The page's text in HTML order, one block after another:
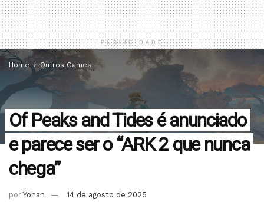
PUBLICIDADE
Home Outros Games
Of Peaks and Tides é anunciado
e parece ser o “ARK 2 que nunca
chega”
por Yohan
14 de agosto de 2025